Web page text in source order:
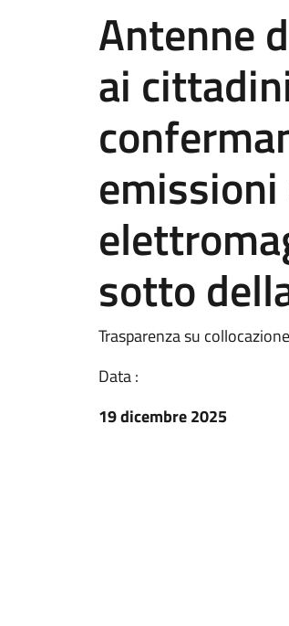
Antenne
ai
sotto
Trasparenza su
Data :
19 dicembre 2025